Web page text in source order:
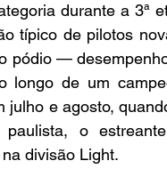
durante a 3ª
típico de pilotos
pódio —
longo de um
julho e agosto,
paulista, o
divisão Light.